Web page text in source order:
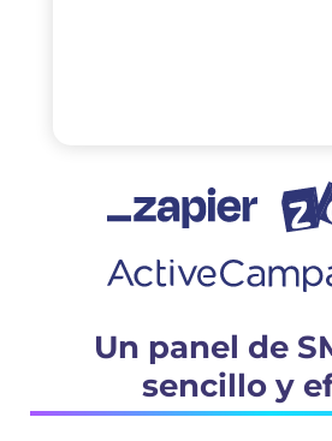
Un panel de
sencillo y